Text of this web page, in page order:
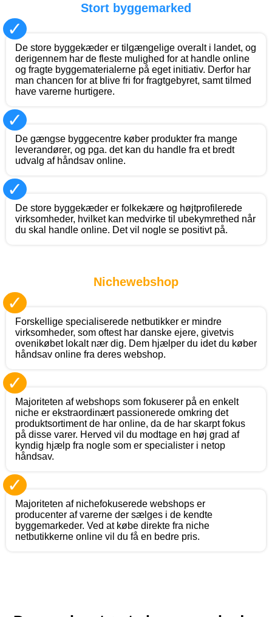
Stort byggemarked
✓
De store byggekæder er tilgængelige overalt i landet, og
derigennem har de fleste mulighed for at handle online
og fragte byggematerialerne på eget initiativ. Derfor har
man chancen for at blive fri for fragtgebyret, samt tilmed
have varerne hurtigere.
✓
De gængse byggecentre køber produkter fra mange
leverandører, og pga. det kan du handle fra et bredt
udvalg af håndsav online.
✓
De store byggekæder er folkekære og højtprofilerede
virksomheder, hvilket kan medvirke til ubekymrethed når
du skal handle online. Det vil nogle se positivt på.
Nichewebshop
✓
Forskellige specialiserede netbutikker er mindre
virksomheder, som oftest har danske ejere, givetvis
ovenikøbet lokalt nær dig. Dem hjælper du idet du køber
håndsav online fra deres webshop.
✓
Majoriteten af webshops som fokuserer på en enkelt
niche er ekstraordinært passionerede omkring det
produktsortiment de har online, da de har skarpt fokus
på disse varer. Herved vil du modtage en høj grad af
kyndig hjælp fra nogle som er specialister i netop
håndsav.
✓
Majoriteten af nichefokuserede webshops er
producenter af varerne der sælges i de kendte
byggemarkeder. Ved at købe direkte fra niche
netbutikkerne online vil du få en bedre pris.